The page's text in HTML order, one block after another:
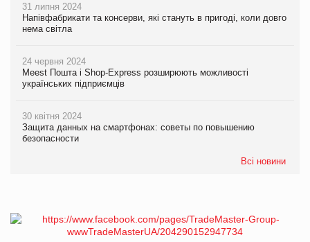
31 липня 2024
Напівфабрикати та консерви, які стануть в пригоді, коли довго
нема світла
24 червня 2024
Meest Пошта і Shop-Express розширюють можливості
українських підприємців
30 квітня 2024
Защита данных на смартфонах: советы по повышению
безопасности
Всі новини